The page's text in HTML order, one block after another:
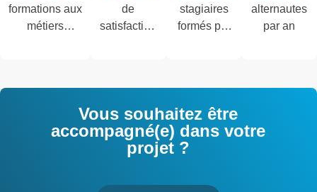
formations aux
métiers
de
satisfaction
stagiaires
formés par
alternautes
par an
Vous souhaitez être
accompagné(e) dans votre
projet ?